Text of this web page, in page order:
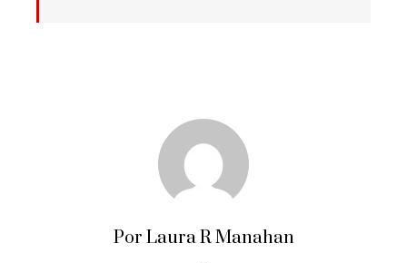
Por Laura R Manahan